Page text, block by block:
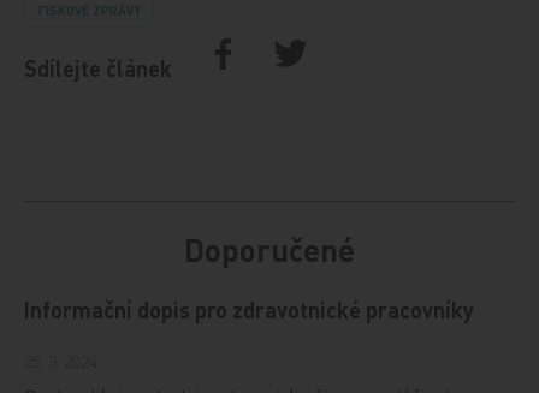
TISKOVÉ ZPRÁVY
Sdílejte článek
Doporučené
Informační dopis pro zdravotnické pracovníky